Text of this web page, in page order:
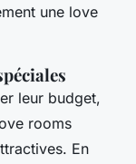
une love
leur budget,
rooms
En